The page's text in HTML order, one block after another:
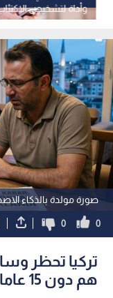
وأداة لتشخيص
الظاهري الرقمي"
صورة مولدة بالذكاء
0
0
تركيا تحظر
هم دون 15 عاما بقرار من البرلمان